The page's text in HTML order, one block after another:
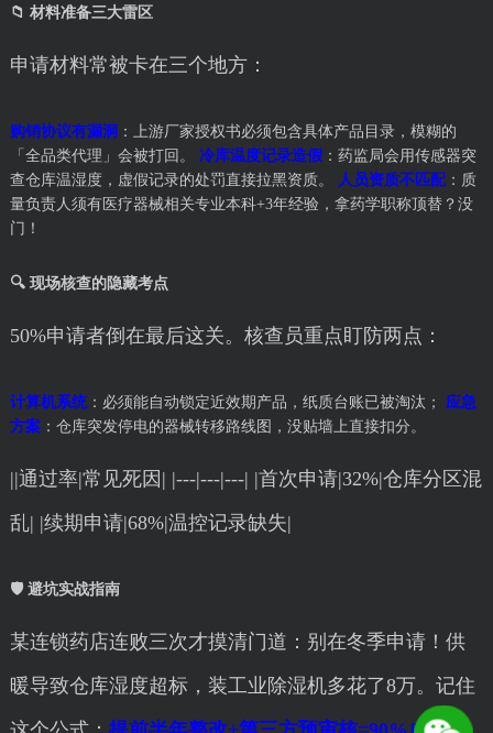
📁 材料准备三大雷区
申请材料常被卡在三个地方：
购销协议有漏洞 ：上游厂家授权书必须包含具体产品目录，模糊的
「全品类代理」会被打回。 冷库温度记录造假：药监局会用传感器突
查仓库温湿度，虚假记录的处罚直接拉黑资质。
人员资质不匹配：质
量负责人须有医疗器械相关专业本科+3年经验，拿药学职称顶替？没
门！
🔍 现场核查的隐藏考点
50%申请者倒在最后这关。核查员重点盯防两点：
计算机系统：必须能自动锁定近效期产品，纸质台账已被淘汰； 应急
方案：仓库突发停电的器械转移路线图，没贴墙上直接扣分。
||通过率|常见死因| |---|---|---| |首次申请|32%|仓库分区混
乱| |续期申请|68%|温控记录缺失|
🛡️ 避坑实战指南
某连锁药店连败三次才摸清门道：别在冬季申请！供
暖导致仓库湿度超标，装工业除湿机多花了8万。记住